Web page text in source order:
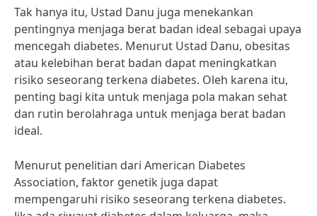
Tak hanya itu, Ustad Danu juga menekankan
pentingnya menjaga berat badan ideal sebagai upaya
mencegah diabetes. Menurut Ustad Danu, obesitas
atau kelebihan berat badan dapat meningkatkan
risiko seseorang terkena diabetes. Oleh karena itu,
penting bagi kita untuk menjaga pola makan sehat
dan rutin berolahraga untuk menjaga berat badan
ideal.
Menurut penelitian dari American Diabetes
Association, faktor genetik juga dapat
mempengaruhi risiko seseorang terkena diabetes.